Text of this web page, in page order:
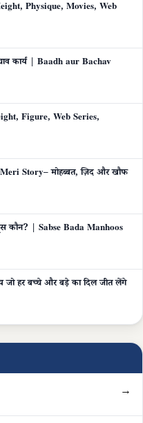
Physique, Movies, Web
कार्य | Baadh aur Bachav
Figure, Web Series,
Story– मोहब्बत, ज़िद और खौफ
कौन? | Sabse Bada Manhoos
जो हर बच्चे और बड़े का दिल जीत लेंगे
→